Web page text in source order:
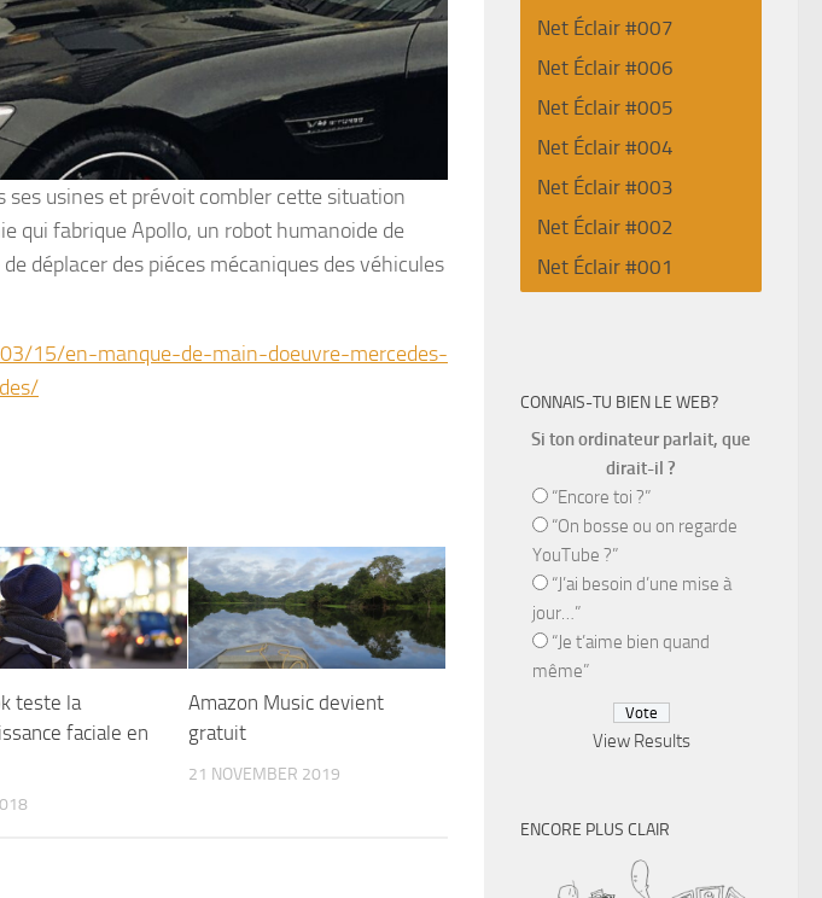
ses usines et prévoit combler cette situation
qui fabrique Apollo, un robot humanoide de
déplacer des piéces mécaniques des véhicules
15/en-manque-de-main-doeuvre-mercedes-
teste la
faciale en
Amazon Music devient
gratuit
21 NOVEMBER 2019
Net Éclair #007
Net Éclair #006
Net Éclair #005
Net Éclair #004
Net Éclair #003
Net Éclair #002
Net Éclair #001
CONNAIS-TU BIEN LE WEB?
Si ton ordinateur parlait, que
dirait-il ?
“Encore toi ?”
“On bosse ou on regarde
YouTube ?”
“J’ai besoin d’une mise à
jour…”
“Je t’aime bien quand
même”
View Results
ENCORE PLUS CLAIR